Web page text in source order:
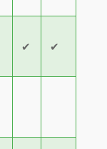
✔ ✔